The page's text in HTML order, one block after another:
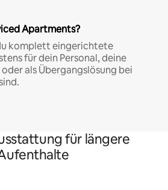
Apartments?
komplett eingerichtete
für dein Personal, deine
als Übergangslösung bei
für längere